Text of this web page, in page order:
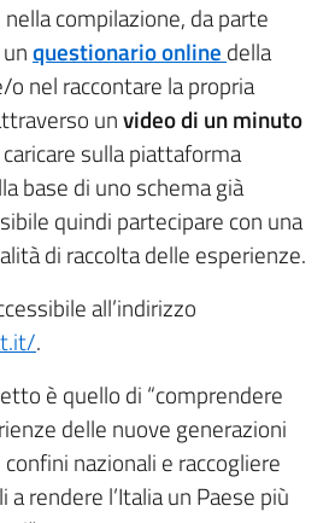
compilazione, da parte
questionario online della
nel raccontare la propria
unvideo di un minuto
caricare sulla piattaforma
base di uno schema già
quindi partecipare con una
di raccolta delle esperienze.
all’indirizzo
.
è quello di “comprendere
delle nuove generazioni
nazionali e raccogliere
rendere l’Italia un Paese più